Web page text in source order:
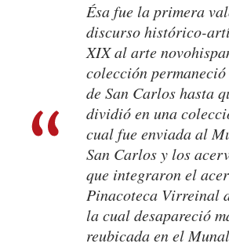
Ésa fue la primera
discurso histórico-
XIX al arte
colección
de San Carlos hasta
dividió en una
cual fue enviada al
San Carlos y los
que integraron el
Pinacoteca Virreinal
la cual desapareció
reubicada en el